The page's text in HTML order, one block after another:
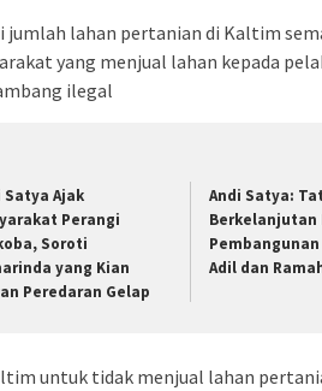
jumlah lahan pertanian di Kaltim
yang menjual lahan kepada
ilegal
Satya Ajak
Perangi
Soroti
yang Kian
Peredaran Gelap
Andi Satya:
Berkelanjutan
Adil dan
untuk tidak menjual lahan